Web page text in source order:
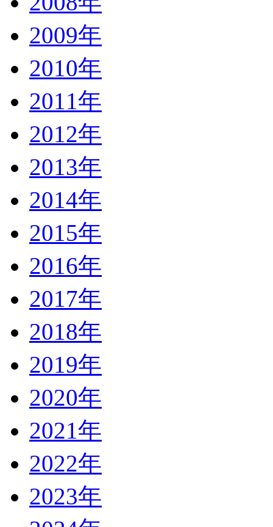
2009年
2010年
2011年
2012年
2013年
2014年
2015年
2016年
2017年
2018年
2019年
2020年
2021年
2022年
2023年